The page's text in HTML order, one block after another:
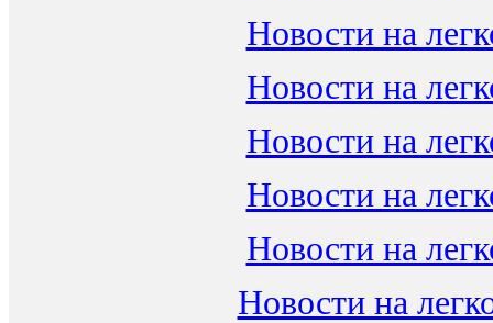
Новости на
Новости на
Новости на
Новости на
Новости на
Новости на